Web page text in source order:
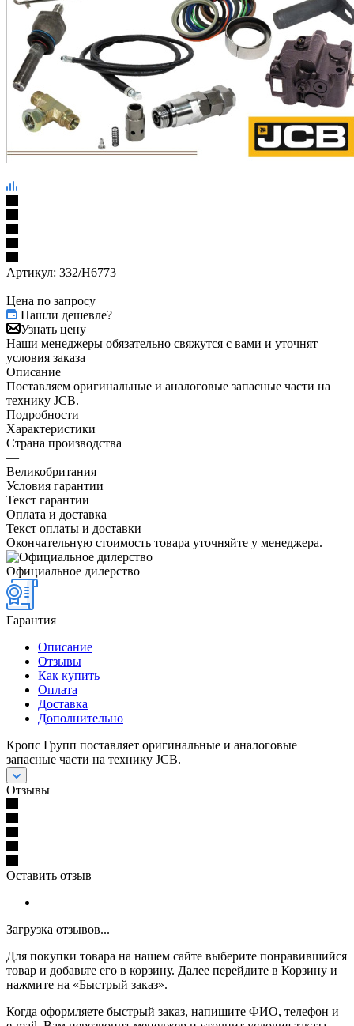
Артикул: 332/H6773
Цена по запросу
Нашли дешевле?
Узнать цену
Наши менеджеры обязательно свяжутся с вами и уточнят
условия заказа
Описание
Поставляем оригинальные и аналоговые запасные части на
технику JCB.
Подробности
Характеристики
Страна производства
—
Великобритания
Условия гарантии
Текст гарантии
Оплата и доставка
Текст оплаты и доставки
Окончательную стоимость товара уточняйте у менеджера.
Официальное дилерство
Гарантия
Описание
Отзывы
Как купить
Оплата
Доставка
Дополнительно
Кропс Групп поставляет оригинальные и аналоговые
запасные части на технику JCB.
Отзывы
Оставить отзыв
Загрузка отзывов...
Для покупки товара на нашем сайте выберите понравившийся
товар и добавьте его в корзину. Далее перейдите в Корзину и
нажмите на «Быстрый заказ».
Когда оформляете быстрый заказ, напишите ФИО, телефон и